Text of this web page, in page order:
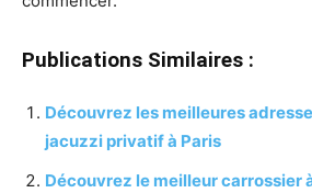
Publications Similaires :
Découvrez les meilleures
jacuzzi privatif à Paris
Découvrez le meilleur carrossier